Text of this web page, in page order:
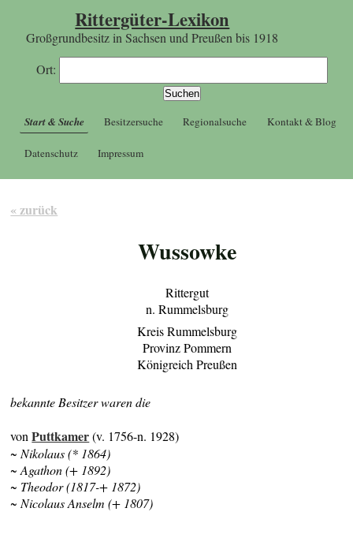
Rittergüter-Lexikon
Großgrundbesitz in Sachsen und Preußen bis 1918
Ort:
Start & Suche Besitzersuche Regionalsuche Kontakt & Blog
Datenschutz Impressum
« zurück
Wussowke
Rittergut
n. Rummelsburg
Kreis Rummelsburg
Provinz Pommern
Königreich Preußen
bekannte Besitzer waren die
vonPuttkamer(v. 1756-n. 1928)
~ Nikolaus (* 1864)
~ Agathon (+ 1892)
~ Theodor (1817-+ 1872)
~ Nicolaus Anselm (+ 1807)